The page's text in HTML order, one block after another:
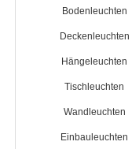
Bodenleuchten
Deckenleuchten
Hängeleuchten
Tischleuchten
Wandleuchten
Einbauleuchten